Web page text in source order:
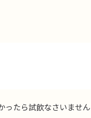
ったら試飲なさいません